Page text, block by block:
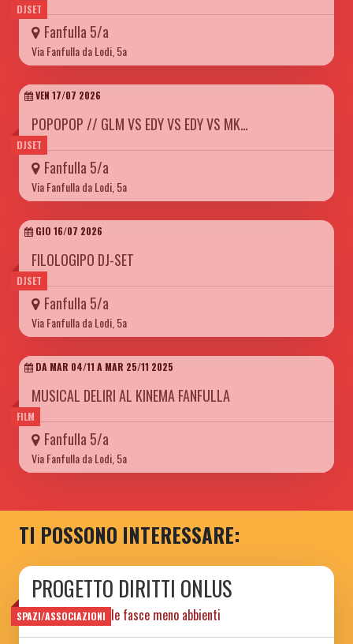
DJSET
Fanfulla 5/a
Via Fanfulla da Lodi, 5a
DJSET
VEN 17/07 2026
POPOPOP // GLM VS EDY VS EDY VS MK…
Fanfulla 5/a
Via Fanfulla da Lodi, 5a
DJSET
GIO 16/07 2026
FILOLOGIPO DJ-SET
Fanfulla 5/a
Via Fanfulla da Lodi, 5a
FILM
DA MAR 04/11 A MAR 25/11 2025
MUSICAL DELIRI AL KINEMA FANFULLA
Fanfulla 5/a
Via Fanfulla da Lodi, 5a
TI POSSONO INTERESSARE:
SPAZI/ASSOCIAZIONI
PROGETTO DIRITTI ONLUS
tutela legale delle fasce meno abbienti